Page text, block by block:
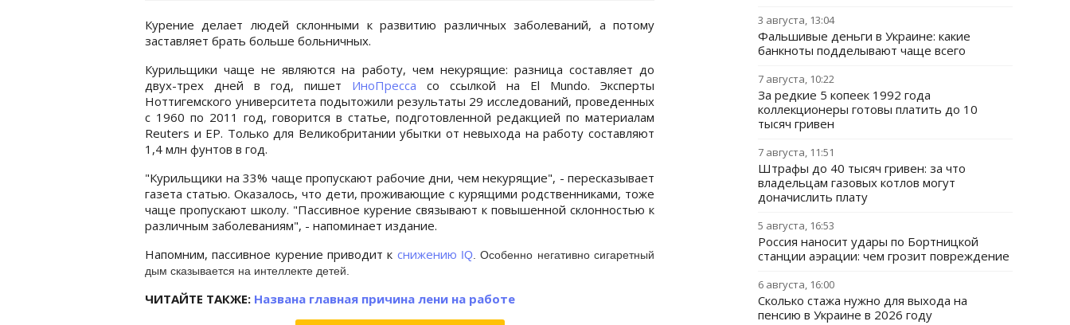
Курение делает людей склонными к развитию различных заболеваний, а потому
заставляет брать больше больничных.
Курильщики чаще не являются на работу, чем некурящие: разница составляет до
двух-трех дней в год, пишет ИноПресса со ссылкой на El Mundo. Эксперты
Ноттигемского университета подытожили результаты 29 исследований, проведенных
с 1960 по 2011 год, говорится в статье, подготовленной редакцией по материалам
Reuters и EP. Только для Великобритании убытки от невыхода на работу составляют
1,4 млн фунтов в год.
"Курильщики на 33% чаще пропускают рабочие дни, чем некурящие", - пересказывает
газета статью. Оказалось, что дети, проживающие с курящими родственниками, тоже
чаще пропускают школу. "Пассивное курение связывают к повышенной склонностью к
различным заболеваниям", - напоминает издание.
Напомним, пассивное курение приводит к снижению IQ . Особенно негативно сигаретный
дым сказывается на интеллекте детей.
ЧИТАЙТЕ ТАКЖЕ: Названа главная причина лени на работе
3 августа, 13:04
Фальшивые деньги в Украине: какие
банкноты подделывают чаще всего
7 августа, 10:22
За редкие 5 копеек 1992 года
коллекционеры готовы платить до 10
тысяч гривен
7 августа, 11:51
Штрафы до 40 тысяч гривен: за что
владельцам газовых котлов могут
доначислить плату
5 августа, 16:53
Россия наносит удары по Бортницкой
станции аэрации: чем грозит повреждение
6 августа, 16:00
Сколько стажа нужно для выхода на
пенсию в Украине в 2026 году